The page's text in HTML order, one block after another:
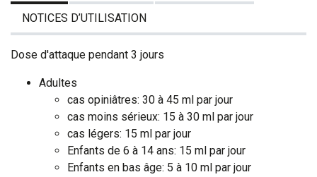
NOTICES D’UTILISATION
Dose d'attaque pendant 3 jours
Adultes
cas opiniâtres: 30 à 45 ml par jour
cas moins sérieux: 15 à 30 ml par jour
cas légers: 15 ml par jour
Enfants de 6 à 14 ans: 15 ml par jour
Enfants en bas âge: 5 à 10 ml par jour